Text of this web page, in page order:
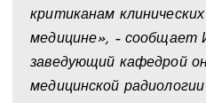
критиканам
медицине», – сообщает
заведующий кафедрой
медицинской радиологии